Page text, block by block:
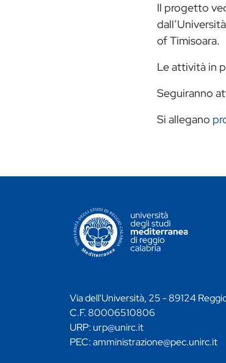
Il progetto
of Timisoara.
Le attività in
Seguiranno
Si allegano
CONTATTI ATENEO
Via dell'Università, 25 - 89124
C.F. 80006510806
URP: urp@unirc.it
PEC:amministrazione@pec.unirc.it